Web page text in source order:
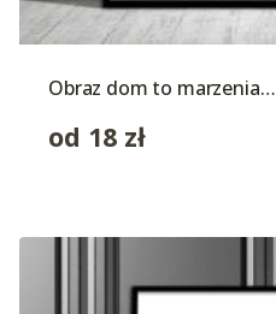
Obraz dom to marzenia…
od 18 zł